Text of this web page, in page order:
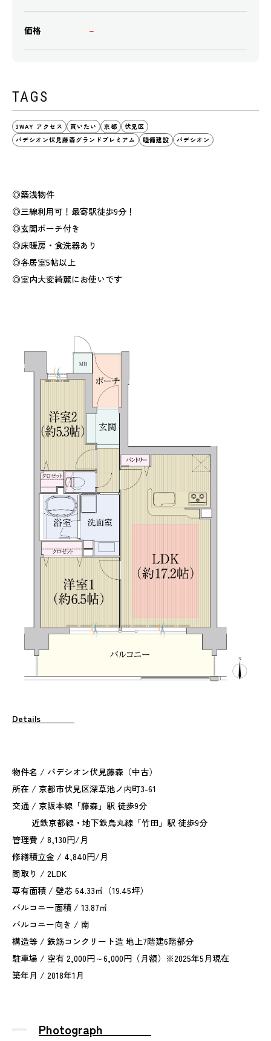
価格 －
TAGS
3WAY アクセス 買いたい 京都
伏見区
パデシオン伏見藤森グランドプレミアム
睦備建設 パデシオン
◎築浅物件
◎三線利用可！最寄駅徒歩9分！
◎玄関ポーチ付き
◎床暖房・食洗器あり
◎各居室5帖以上
◎室内大変綺麗にお使いです
Details
物件名 / パデシオン伏見藤森（中古）
所在 / 京都市伏見区深草池ノ内町3-61
交通 / 京阪本線「藤森」駅 徒歩9分
近鉄京都線・地下鉄烏丸線「竹田」駅 徒歩9分
管理費 / 8,130円/月
修繕積立金 / 4,840円/月
間取り / 2LDK
専有面積 / 壁芯 64.33㎡（19.45坪）
バルコニー面積 / 13.87㎡
バルコニー向き / 南
構造等 / 鉄筋コンクリート造 地上7階建6階部分
駐車場 / 空有 2,000円～6,000円（月額）※2025年5月現在
築年月 / 2018年1月
Photograph